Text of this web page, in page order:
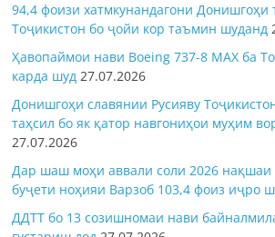
94,4 фоизи хатмкунандагони Донишгоҳи
Тоҷикистон бо ҷойи кор таъмин шуданд
Ҳавопаймои нави Boeing 737-8 MAX ба
карда шуд 27.07.2026
Донишгоҳи славянии Русияву
таҳсил бо як қатор навгониҳои муҳим
27.07.2026
Дар шаш моҳи аввали соли 2026 нақшаи
буҷети ноҳияи Варзоб 103,4 фоиз иҷро
ДДТТ бо 13 созишномаи нави